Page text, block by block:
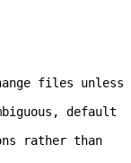
files unless
default
rather than